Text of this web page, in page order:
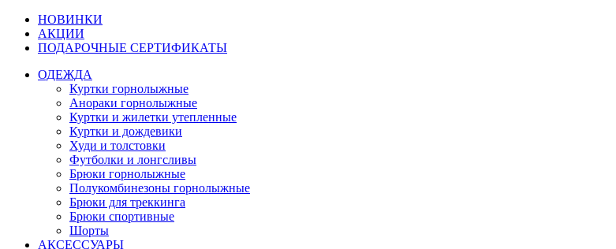
НОВИНКИ
АКЦИИ
ПОДАРОЧНЫЕ СЕРТИФИКАТЫ
ОДЕЖДА
Куртки горнолыжные
Анораки горнолыжные
Куртки и жилетки утепленные
Куртки и дождевики
Худи и толстовки
Футболки и лонгсливы
Брюки горнолыжные
Полукомбинезоны горнолыжные
Брюки для треккинга
Брюки спортивные
Шорты
АКСЕССУАРЫ